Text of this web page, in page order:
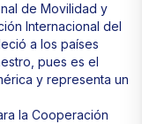
de Movilidad y
Internacional del
a los países
pues es el
y representa un
la Cooperación